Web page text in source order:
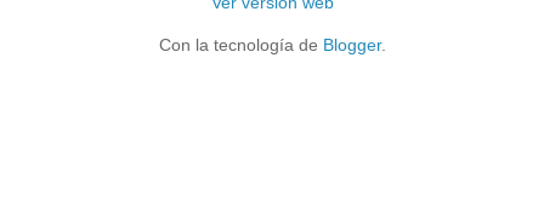
Con la tecnología de Blogger.